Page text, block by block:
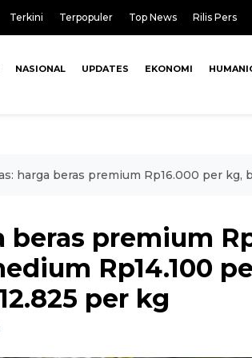
Terkini Terpopuler Top News Rilis Pers
NASIONAL UPDATES EKONOMI
harga beras premium Rp16.000 per kg,
beras premium
Rp14.100
per kg